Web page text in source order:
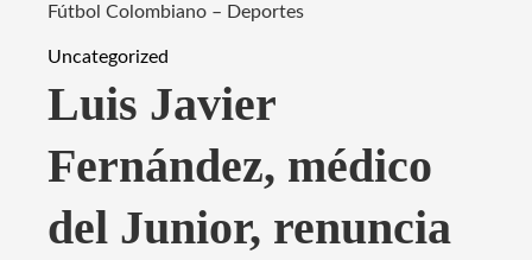
Fútbol Colombiano – Deportes
Uncategorized
Luis Javier
Fernández, médico
del Junior, renuncia